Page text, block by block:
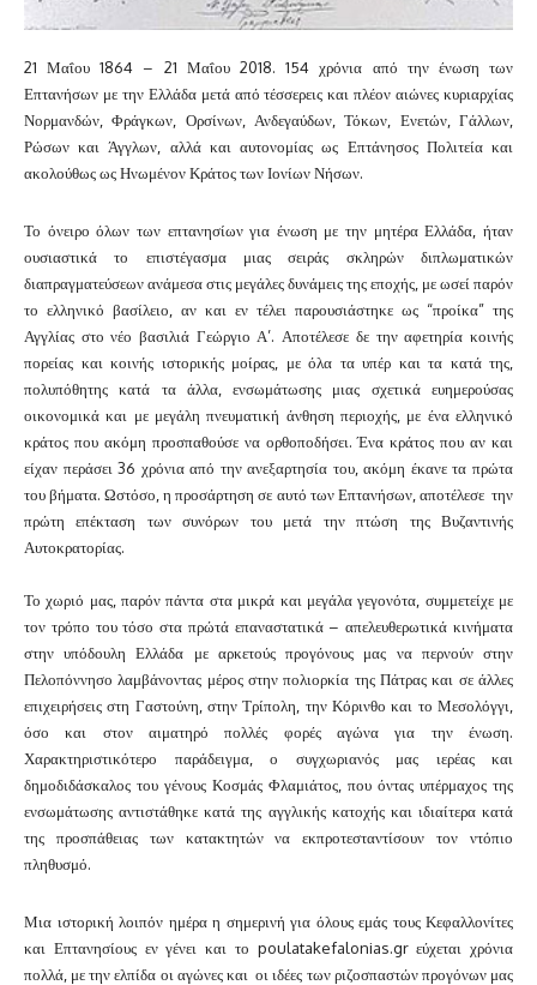
21 Μαΐου 1864 – 21 Μαΐου 2018. 154 χρόνια από την ένωση των
Επτανήσων με την Ελλάδα μετά από τέσσερεις και πλέον αιώνες κυριαρχίας
Νορμανδών, Φράγκων, Ορσίνων, Ανδεγαύδων, Τόκων, Ενετών, Γάλλων,
Ρώσων και Άγγλων, αλλά και αυτονομίας ως Επτάνησος Πολιτεία και
ακολούθως ως Ηνωμένον Κράτος των Ιονίων Νήσων.
Το όνειρο όλων των επτανησίων για ένωση με την μητέρα Ελλάδα, ήταν
ουσιαστικά το επιστέγασμα μιας σειράς σκληρών διπλωματικών
διαπραγματεύσεων ανάμεσα στις μεγάλες δυνάμεις της εποχής, με ωσεί παρόν
το ελληνικό βασίλειο, αν και εν τέλει παρουσιάστηκε ως “προίκα” της
Αγγλίας στο νέο βασιλιά Γεώργιο Α’. Αποτέλεσε δε την αφετηρία κοινής
πορείας και κοινής ιστορικής μοίρας, με όλα τα υπέρ και τα κατά της,
πολυπόθητης κατά τα άλλα, ενσωμάτωσης μιας σχετικά ευημερούσας
οικονομικά και με μεγάλη πνευματική άνθηση περιοχής, με ένα ελληνικό
κράτος που ακόμη προσπαθούσε να ορθοποδήσει. Ένα κράτος που αν και
είχαν περάσει 36 χρόνια από την ανεξαρτησία του, ακόμη έκανε τα πρώτα
του βήματα. Ωστόσο, η προσάρτηση σε αυτό των Επτανήσων, αποτέλεσε την
πρώτη επέκταση των συνόρων του μετά την πτώση της Βυζαντινής
Αυτοκρατορίας.
Το χωριό μας, παρόν πάντα στα μικρά και μεγάλα γεγονότα, συμμετείχε με
τον τρόπο του τόσο στα πρώτά επαναστατικά – απελευθερωτικά κινήματα
στην υπόδουλη Ελλάδα με αρκετούς προγόνους μας να περνούν στην
Πελοπόννησο λαμβάνοντας μέρος στην πολιορκία της Πάτρας και σε άλλες
επιχειρήσεις στη Γαστούνη, στην Τρίπολη, την Κόρινθο και το Μεσολόγγι,
όσο και στον αιματηρό πολλές φορές αγώνα για την ένωση.
Χαρακτηριστικότερο παράδειγμα, ο συγχωριανός μας ιερέας και
δημοδιδάσκαλος του γένους Κοσμάς Φλαμιάτος, που όντας υπέρμαχος της
ενσωμάτωσης αντιστάθηκε κατά της αγγλικής κατοχής και ιδιαίτερα κατά
της προσπάθειας των κατακτητών να εκπροτεσταντίσουν τον ντόπιο
πληθυσμό.
Μια ιστορική λοιπόν ημέρα η σημερινή για όλους εμάς τους Κεφαλλονίτες
και Επτανησίους εν γένει και το poulatakefalonias.gr εύχεται χρόνια
πολλά, με την ελπίδα οι αγώνες και οι ιδέες των ριζοσπαστών προγόνων μας